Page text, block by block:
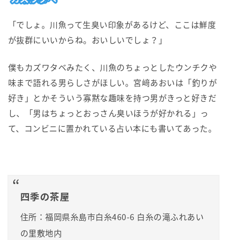
「でしょ。川魚って生臭い印象があるけど、ここは鮮度
が抜群にいいからね。おいしいでしょ？」
僕もカズワタベみたく、川魚のちょっとしたウンチクや
味まで語れる男らしさがほしい。宮﨑あおいは「釣りが
好き」とかそういう寡黙な趣味を持つ男がきっと好きだ
し、「男はちょっとおっさん臭いほうが好かれる」っ
て、コンビニに置かれている占い本にも書いてあった。
四季の茶屋
住所：福岡県糸島市白糸460-6 白糸の滝ふれあい
の里敷地内